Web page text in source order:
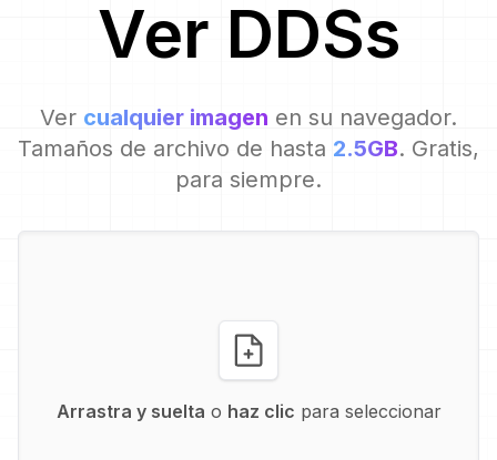
Ver DDSs
Ver cualquier imagen en su navegador.
Tamaños de archivo de hasta 2.5GB. Gratis,
para siempre.
Arrastra y suelta o haz clic para seleccionar